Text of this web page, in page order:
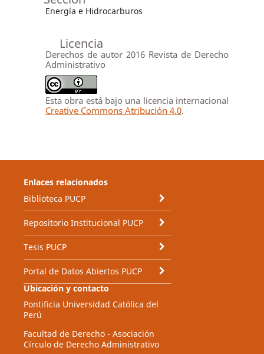
Energía e Hidrocarburos
Licencia
Derechos de autor 2016 Revista de Derecho
Administrativo
Esta obra está bajo una licencia internacional
Creative Commons Atribución 4.0.
Enlaces relacionados
Biblioteca PUCP
Repositorio Institucional PUCP
Tesis PUCP
Portal de Datos Abiertos PUCP
Ubicación y contacto
Pontificia Universidad Católica del
Perú
Facultad de Derecho - Asociación
Círculo de Derecho Administrativo